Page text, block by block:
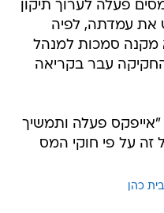
פעלה לערוך תיקון
את עמדתה, לפיה
הקבועה בסעיף 16א מקנה סמכות למנהל
החקיקה עבר בקריאה
פעלה ותמשיך
זה על פי חוקי המס
כהן